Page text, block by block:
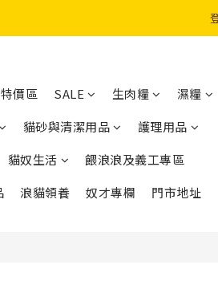
購物滿
價區 SALE 生肉糧
濕糧
貓砂與清潔用品
護理用品
貓奴生活
餵浪浪及義工專區
浪貓領養 奴才專欄 門市地址